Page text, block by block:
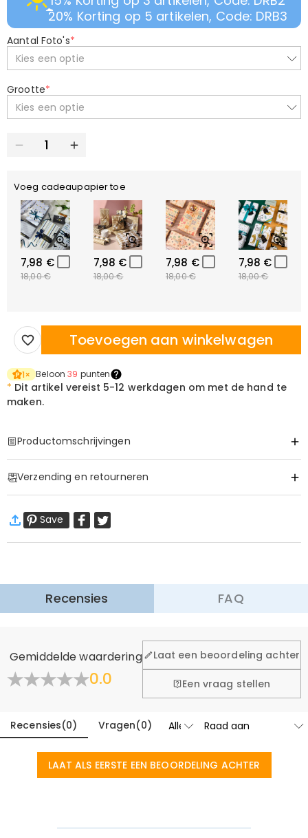
20% Korting op 5 artikelen, Code: DRB3
Aantal Foto's*
Kies een optie
Grootte*
Kies een optie
Voeg cadeaupapier toe
7,98 €
18,00 €
7,98 €
18,00 €
7,98 €
18,00 €
7,98 €
18,00 €
Toevoegen aan winkelwagen
1× Beloon39 punten
* Dit artikel vereist 5-12 werkdagen om met de hand te
maken.
Productomschrijvingen
Verzending en retourneren
Wij willen dat u zich comfortabel en zeker voelt tijdens het
Save
Recensies FAQ
Gemiddelde waardering
0.0
Laat een beoordeling achter
Een vraag stellen
Recensies(0) Vragen(0)
LAAT ALS EERSTE EEN BEOORDELING ACHTER